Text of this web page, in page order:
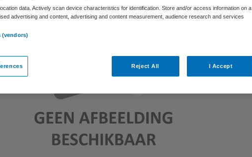
data. Actively scan device characteristics for identification. Store and/or access information on a
advertising and content, advertising and content measurement, audience research and services
(vendors)
Reject All I Accept